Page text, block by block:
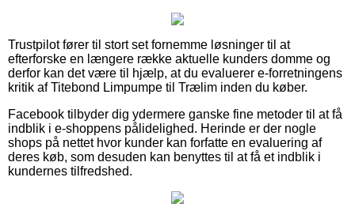
Trustpilot fører til stort set fornemme løsninger til at
efterforske en længere række aktuelle kunders domme og
derfor kan det være til hjælp, at du evaluerer e-forretningens
kritik af Titebond Limpumpe til Trælim inden du køber.
Facebook tilbyder dig ydermere ganske fine metoder til at få
indblik i e-shoppens pålidelighed. Herinde er der nogle
shops på nettet hvor kunder kan forfatte en evaluering af
deres køb, som desuden kan benyttes til at få et indblik i
kundernes tilfredshed.